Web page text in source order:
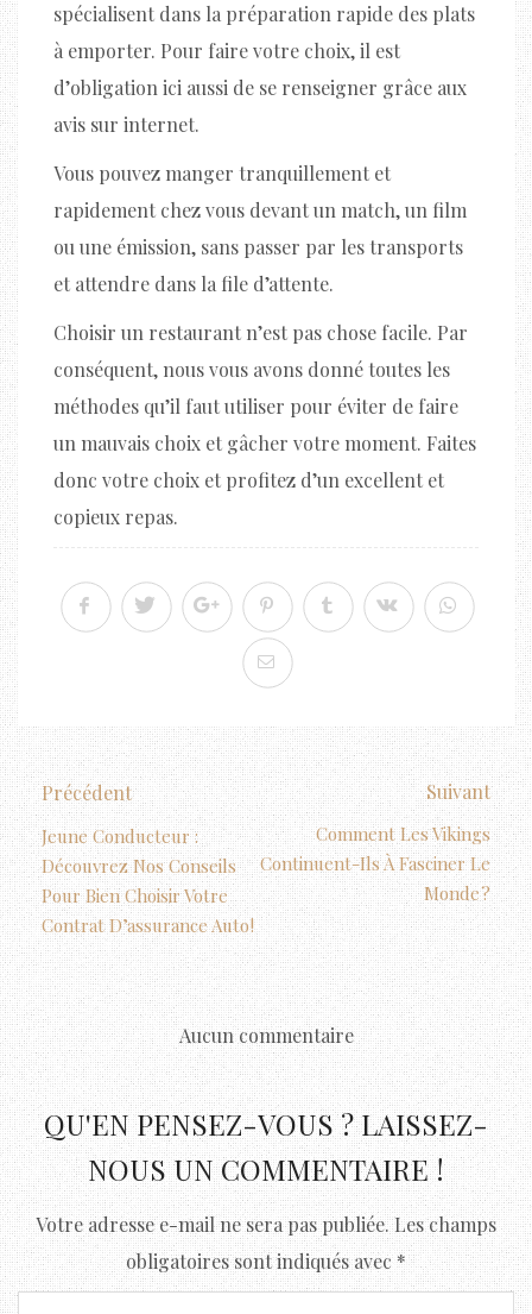
spécialisent dans la préparation rapide des plats
à emporter. Pour faire votre choix, il est
d’obligation ici aussi de se renseigner grâce aux
avis sur internet.
Vous pouvez manger tranquillement et
rapidement chez vous devant un match, un film
ou une émission, sans passer par les transports
et attendre dans la file d’attente.
Choisir un restaurant n’est pas chose facile. Par
conséquent, nous vous avons donné toutes les
méthodes qu’il faut utiliser pour éviter de faire
un mauvais choix et gâcher votre moment. Faites
donc votre choix et profitez d’un excellent et
copieux repas.
Précédent
Jeune Conducteur :
Découvrez Nos Conseils
Pour Bien Choisir Votre
Contrat D’assurance Auto !
Suivant
Comment Les Vikings
Continuent-Ils À Fasciner Le
Monde ?
Aucun commentaire
QU'EN PENSEZ-VOUS ? LAISSEZ-
NOUS UN COMMENTAIRE !
Votre adresse e-mail ne sera pas publiée. Les champs
obligatoires sont indiqués avec*